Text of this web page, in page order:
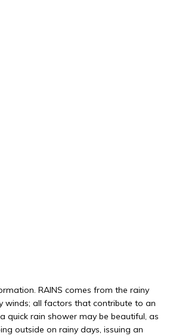
RAINS comes from the rainy
winds; all factors that contribute to an
quick rain shower may be beautiful, as
outside on rainy days, issuing an